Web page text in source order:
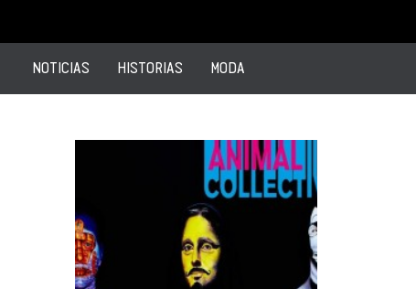
NOTICIAS HISTORIAS MODA